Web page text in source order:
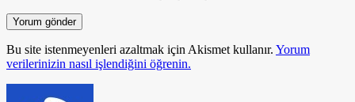
Bu site istenmeyenleri azaltmak için Akismet kullanır. Yorum
verilerinizin nasıl işlendiğini öğrenin.